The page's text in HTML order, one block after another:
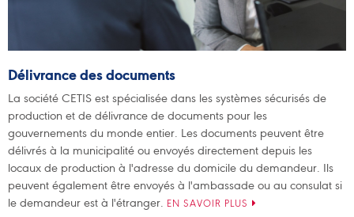
Délivrance des documents
La société CETIS est spécialisée dans les systèmes sécurisés de
production et de délivrance de documents pour les
gouvernements du monde entier. Les documents peuvent être
délivrés à la municipalité ou envoyés directement depuis les
locaux de production à l'adresse du domicile du demandeur. Ils
peuvent également être envoyés à l'ambassade ou au consulat si
le demandeur est à l'étranger. EN SAVOIR PLUS